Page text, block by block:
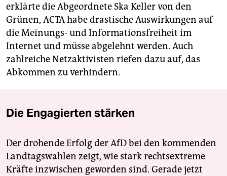
erklärte die Abgeordnete Ska Keller von den
Grünen, ACTA habe drastische Auswirkungen auf
die Meinungs- und Informationsfreiheit im
Internet und müsse abgelehnt werden. Auch
zahlreiche Netzaktivisten riefen dazu auf, das
Abkommen zu verhindern.
Die Engagierten stärken
Der drohende Erfolg der AfD bei den kommenden
Landtagswahlen zeigt, wie stark rechtsextreme
Kräfte inzwischen geworden sind. Gerade jetzt